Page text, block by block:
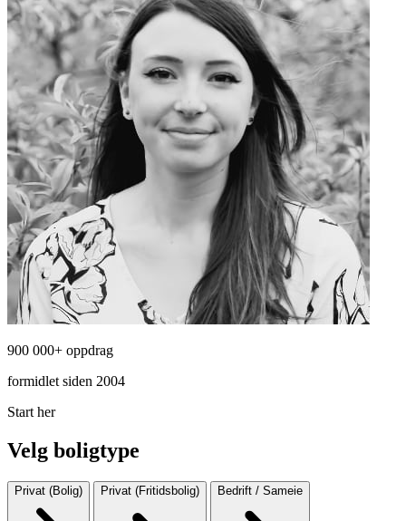
900 000+ oppdrag
formidlet siden 2004
Start her
Velg boligtype
Privat (Bolig) Privat (Fritidsbolig) Bedrift / Sameie